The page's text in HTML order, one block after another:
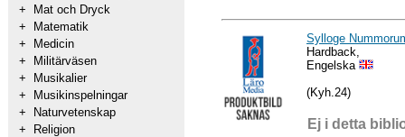
+
Mat och Dryck
+
Matematik
+
Medicin
+
Militärväsen
+
Musikalier
+
Musikinspelningar
+
Naturvetenskap
+
Religion
Sylloge
Hardback,
Engelska
(Kyh.24)
Ej i detta